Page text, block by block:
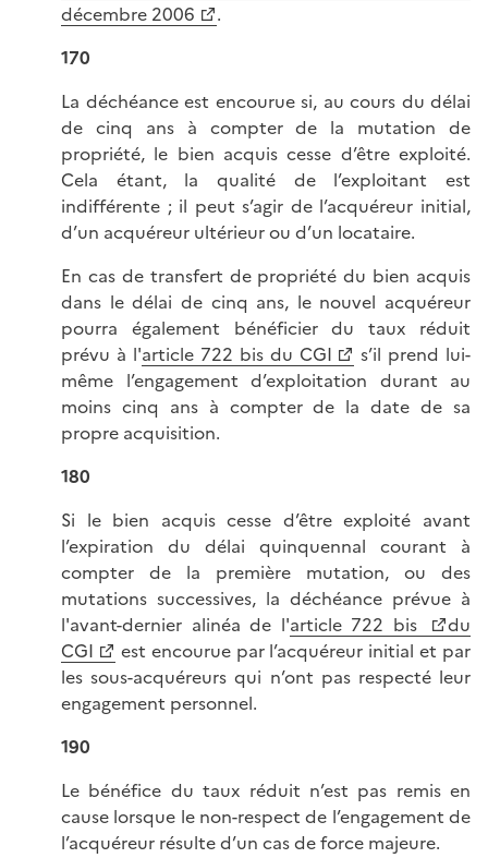
décembre 2006
.
170
La déchéance est encourue si, au cours du délai
de cinq ans à compter de la mutation de
propriété, le bien acquis cesse d’être exploité.
Cela étant, la qualité de l’exploitant est
indifférente ; il peut s’agir de l’acquéreur initial,
d’un acquéreur ultérieur ou d’un locataire.
En cas de transfert de propriété du bien acquis
dans le délai de cinq ans, le nouvel acquéreur
pourra également bénéficier du taux réduit
prévu à l'article 722 bis du CGI
s’il prend lui-
même l’engagement d’exploitation durant au
moins cinq ans à compter de la date de sa
propre acquisition.
180
Si le bien acquis cesse d’être exploité avant
l’expiration du délai quinquennal courant à
compter de la première mutation, ou des
mutations successives, la déchéance prévue à
l'avant-dernier alinéa de l'article 722 bis
du
CGI
est encourue par l’acquéreur initial et par
les sous-acquéreurs qui n’ont pas respecté leur
engagement personnel.
190
Le bénéfice du taux réduit n’est pas remis en
cause lorsque le non-respect de l’engagement de
l’acquéreur résulte d’un cas de force majeure.